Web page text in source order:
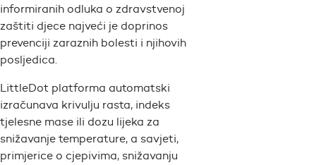
informiranih odluka o zdravstvenoj
zaštiti djece najveći je doprinos
prevenciji zaraznih bolesti i njihovih
posljedica.
LittleDot platforma automatski
izračunava krivulju rasta, indeks
tjelesne mase ili dozu lijeka za
snižavanje temperature, a savjeti,
primjerice o cjepivima, snižavanju